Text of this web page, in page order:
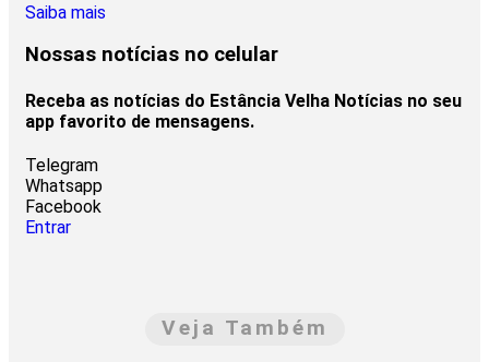
Saiba mais
Nossas notícias no celular
Receba as notícias do Estância Velha Notícias no seu
app favorito de mensagens.
Telegram
Whatsapp
Facebook
Entrar
Veja Também